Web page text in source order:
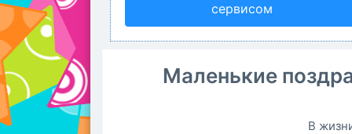
сервисом
Маленькие
В